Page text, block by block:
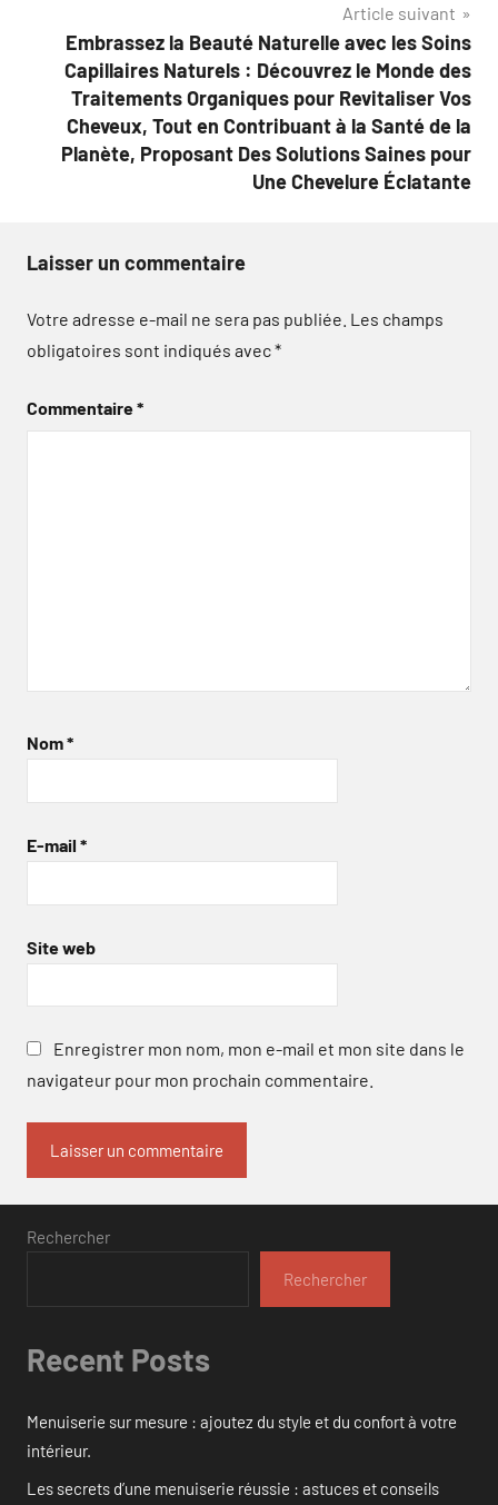
Article suivant
Embrassez la Beauté Naturelle avec les Soins
Capillaires Naturels : Découvrez le Monde des
Traitements Organiques pour Revitaliser Vos
Cheveux, Tout en Contribuant à la Santé de la
Planète, Proposant Des Solutions Saines pour
Une Chevelure Éclatante
Laisser un commentaire
Votre adresse e-mail ne sera pas publiée. Les champs
obligatoires sont indiqués avec*
Commentaire*
Nom*
E-mail *
Site web
Enregistrer mon nom, mon e-mail et mon site dans le
navigateur pour mon prochain commentaire.
Rechercher
Rechercher
Recent Posts
Menuiserie sur mesure : ajoutez du style et du confort à votre
intérieur.
Les secrets d’une menuiserie réussie : astuces et conseils